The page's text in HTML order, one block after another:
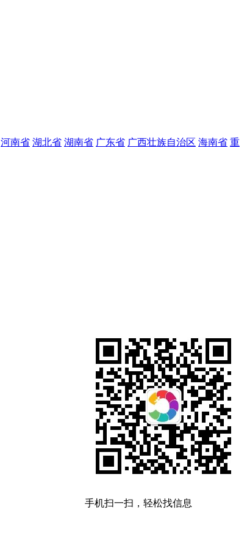
河南省 湖北省 湖南省 广东省 广西壮族自治区 海南省 重
手机扫一扫，轻松找信息